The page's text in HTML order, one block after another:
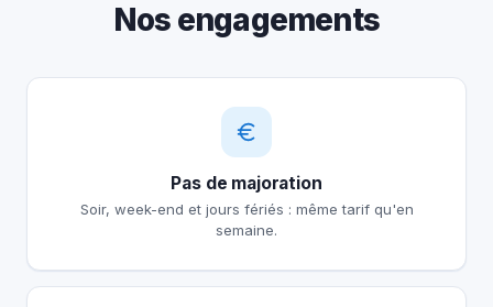
Nos engagements
Pas de majoration
Soir, week-end et jours fériés : même tarif qu'en
semaine.